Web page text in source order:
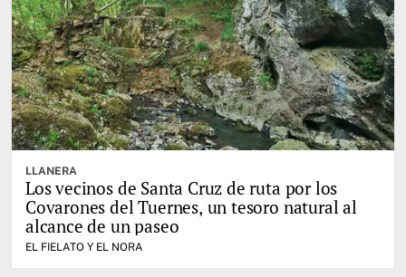
LLANERA
Los vecinos de Santa Cruz de ruta por los
Covarones del Tuernes, un tesoro natural al
alcance de un paseo
EL FIELATO Y EL NORA